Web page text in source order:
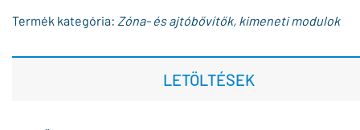
Termék kategória: Zóna- és ajtóbővítők, kimeneti modulok
LETÖLTÉSEK